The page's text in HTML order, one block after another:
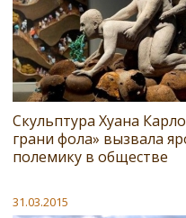
Скульптура Хуана
грани фола» вызвала
полемику в обществе
31.03.2015